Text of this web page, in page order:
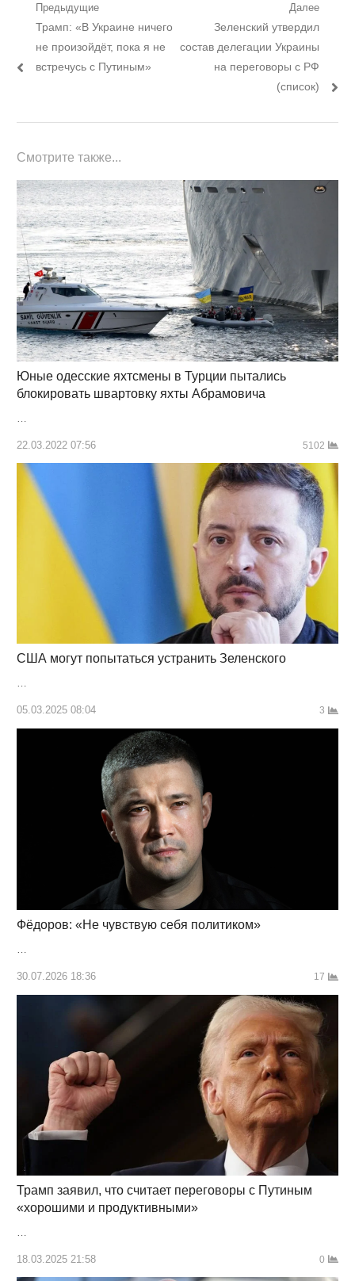
Навигация
записям
Предыдущие
Предыдущий
пост:
Трамп: «В Украине ничего
не произойдёт, пока я не
встречусь с Путиным»
Далее
Следующий
пост:
Зеленский утвердил
состав делегации Украины
на переговоры с РФ
(список)
Смотрите также...
Юные одесские яхтсмены в Турции пытались
блокировать швартовку яхты Абрамовича
22.03.2022 07:56 5102
США могут попытаться устранить Зеленского
…
05.03.2025 08:04 3
Фёдоров: «Не чувствую себя политиком»
30.07.2026 18:36 17
Трамп заявил, что считает переговоры с Путиным
«хорошими и продуктивными»
18.03.2025 21:58 0